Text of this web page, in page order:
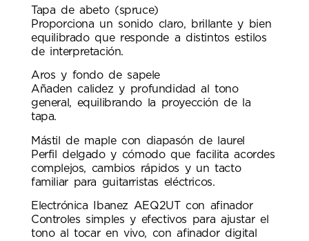
Tapa de abeto (spruce)
Proporciona un sonido claro, brillante y bien
equilibrado que responde a distintos estilos
de interpretación.
Aros y fondo de sapele
Añaden calidez y profundidad al tono
general, equilibrando la proyección de la
tapa.
Mástil de maple con diapasón de laurel
Perfil delgado y cómodo que facilita acordes
complejos, cambios rápidos y un tacto
familiar para guitarristas eléctricos.
Electrónica Ibanez AEQ2UT con afinador
Controles simples y efectivos para ajustar el
tono al tocar en vivo, con afinador digital